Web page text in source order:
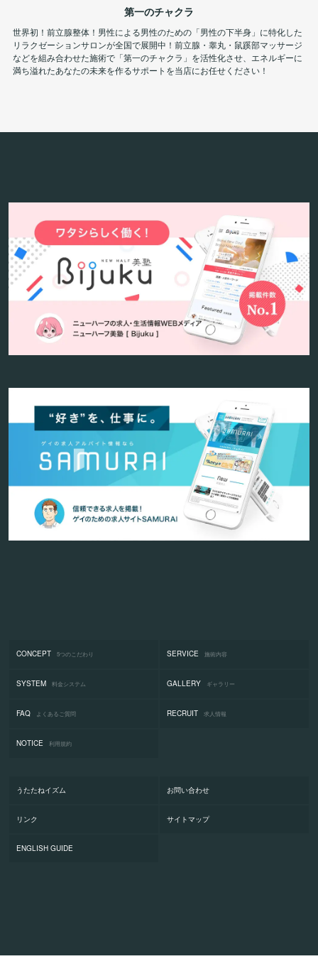
第一のチャクラ
世界初！前立腺整体！男性による男性のための「男性の下半身」に特化した
リラクゼーションサロンが全国で展開中！前立腺・睾丸・鼠蹊部マッサージ
などを組み合わせた施術で「第一のチャクラ」を活性化させ、エネルギーに
満ち溢れたあなたの未来を作るサポートを当店にお任せください！
CONCEPT 5つのこだわり SERVICE 施術内容
SYSTEM 料金システム GALLERY ギャラリー
FAQ よくあるご質問 RECRUIT 求人情報
NOTICE 利用規約
うたたねイズム お問い合わせ
リンク サイトマップ
ENGLISH GUIDE